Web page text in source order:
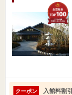
クーポン 入館料割引